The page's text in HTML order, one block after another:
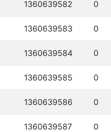
1360639582 0
1360639583 0
1360639584 0
1360639585 0
1360639586 0
1360639587 0